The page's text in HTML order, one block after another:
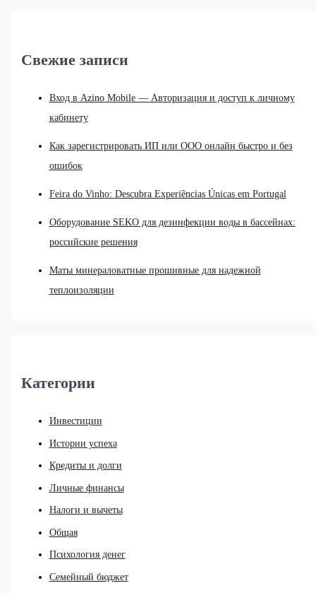
Свежие записи
Вход в Azino Mobile — Авторизация и доступ к личному
кабинету
Как зарегистрировать ИП или ООО онлайн быстро и без
ошибок
Feira do Vinho: Descubra Experiências Únicas em Portugal
Оборудование SEKO для дезинфекции воды в бассейнах:
российские решения
Маты минераловатные прошивные для надежной
теплоизоляции
Категории
Инвестиции
Истории успеха
Кредиты и долги
Личные финансы
Налоги и вычеты
Общая
Психология денег
Семейный бюджет